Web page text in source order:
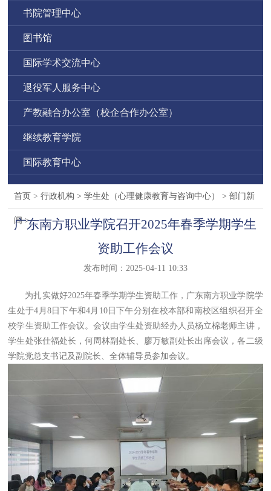
书院管理中心
图书馆
国际学术交流中心
退役军人服务中心
产教融合办公室（校企合作办公室）
继续教育学院
国际教育中心
首页 >行政机构 >学生处（心理健康教育与咨询中心） >部门新
闻>
广东南方职业学院召开2025年春季学期学生
资助工作会议
发布时间：2025-04-11 10:33
为扎实做好2025年春季学期学生资助工作，广东南方职业学院学
生处于4月8日下午和4月10日下午分别在校本部和南校区组织召开全
校学生资助工作会议。会议由学生处资助经办人员杨立棉老师主讲，
学生处张仕福处长，何周林副处长、廖万敏副处长出席会议，各二级
学院党总支书记及副院长、全体辅导员参加会议。